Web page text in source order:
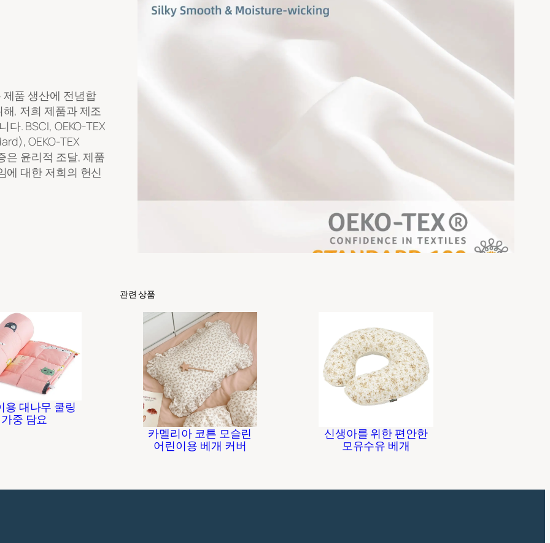
품 생산에 전념합
, 저희 제품과 제조
. BSCI, OEKO-TEX
OEKO-TEX
은 윤리적 조달, 제품
에 대한 저희의 헌신
관련 상품
용 대나무 쿨링
가중 담요
카멜리아 코튼 모슬린
어린이용 베개 커버
신생아를 위한 편안한
모유수유 베개